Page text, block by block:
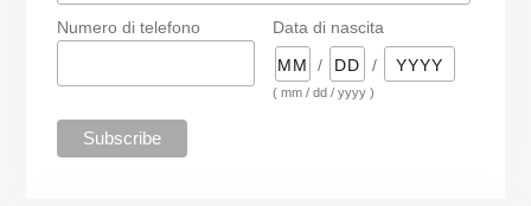
Numero di telefono
Data di nascita
/
/
( mm / dd / yyyy )